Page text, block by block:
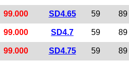
99.000 SD4.65 59 89
99.000 SD4.7 59 89
99.000 SD4.75 59 89